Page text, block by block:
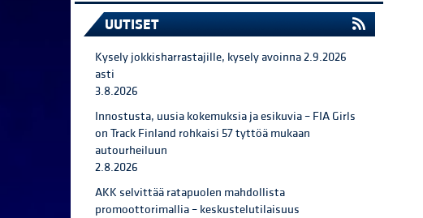
UUTISET
Kysely jokkisharrastajille, kysely avoinna 2.9.2026
asti
3.8.2026
Innostusta, uusia kokemuksia ja esikuvia – FIA Girls
on Track Finland rohkaisi 57 tyttöä mukaan
autourheiluun
2.8.2026
AKK selvittää ratapuolen mahdollista
promoottorimallia – keskustelutilaisuus